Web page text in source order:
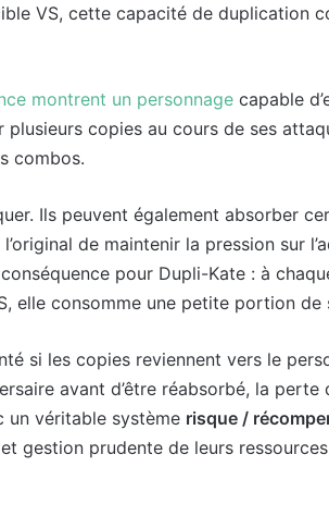
VS, cette capacité de duplication
montrent un personnage capable
copies au cours de ses
combos.
Ils peuvent également absorber
de maintenir la pression sur
pour Dupli-Kate : à
elle consomme une petite portion de
si les copies reviennent vers le
avant d’être réabsorbé, la perte
un véritable système risque /
gestion prudente de leurs